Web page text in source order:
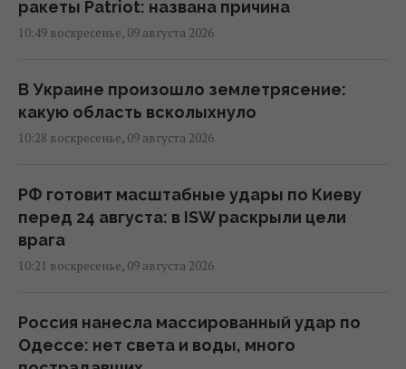
ракеты Patriot: названа причина
10:49 воскресенье, 09 августа 2026
В Украине произошло землетрясение:
какую область всколыхнуло
10:28 воскресенье, 09 августа 2026
РФ готовит масштабные удары по Киеву
перед 24 августа: в ISW раскрыли цели
врага
10:21 воскресенье, 09 августа 2026
Россия нанесла массированный удар по
Одессе: нет света и воды, много